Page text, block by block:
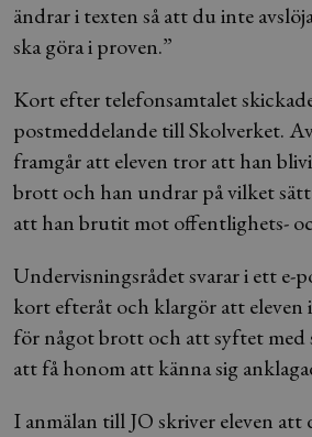
ändrar i texten så att du inte
ska göra i proven.”
Kort efter telefonsamtalet
postmeddelande till Skolverket.
framgår att eleven tror att han
brott och han undrar på vilket
att han brutit mot offentlighets-
Undervisningsrådet svarar i ett e-
kort efteråt och klargör att eleven
för något brott och att syftet med
att få honom att känna sig
I anmälan till JO skriver eleven att